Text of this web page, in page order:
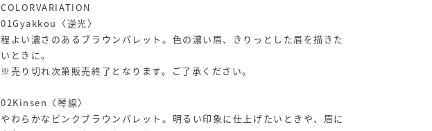
COLORVARIATION
01Gyakkou〈逆光〉
程よい濃さのあるブラウンパレット。色の濃い眉、きりっとした眉を描きた
いときに。
※売り切れ次第販売終了となります。ご了承ください。
02Kinsen〈琴線〉
やわらかなピンクブラウンパレット。明るい印象に仕上げたいときや、眉に